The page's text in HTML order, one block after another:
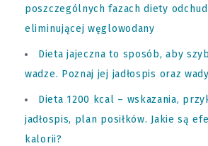
poszczególnych fazach diety
eliminującej węglowodany
Dieta jajeczna to sposób, aby
wadze. Poznaj jej jadłospis oraz
Dieta 1200 kcal – wskazania,
jadłospis, plan posiłków. Jakie są
kalorii?